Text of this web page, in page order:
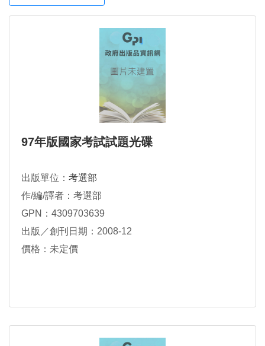
97年版國家考試試題光碟
出版單位： 考選部
作/編/譯者：考選部
GPN：4309703639
出版／創刊日期：2008-12
價格：未定價